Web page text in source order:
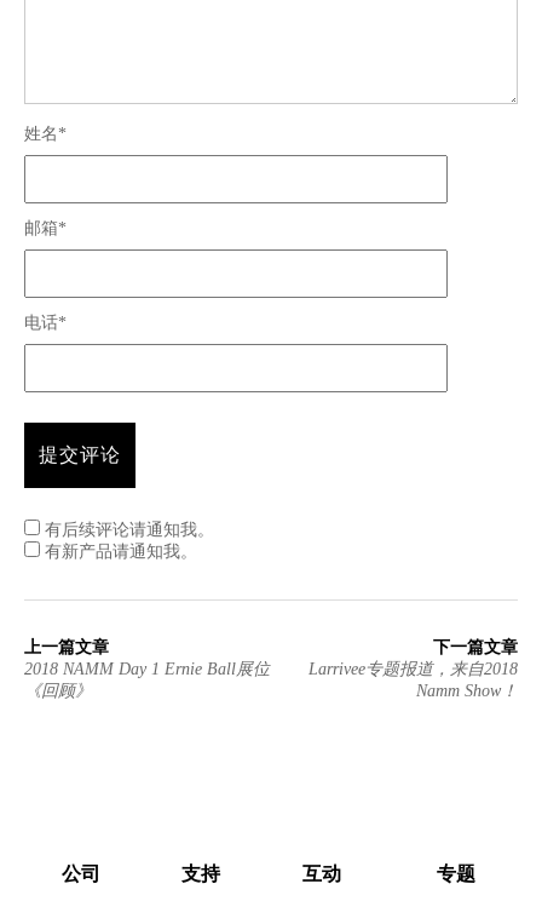
姓名*
邮箱*
电话*
有后续评论请通知我。
有新产品请通知我。
上一篇文章
2018 NAMM Day 1 Ernie Ball展位
《回顾》
下一篇文章
Larrivee专题报道，来自2018
Namm Show！
公司 支持 互动 专题